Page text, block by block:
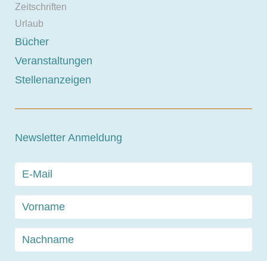
Zeitschriften
Urlaub
Bücher
Veranstaltungen
Stellenanzeigen
Newsletter Anmeldung